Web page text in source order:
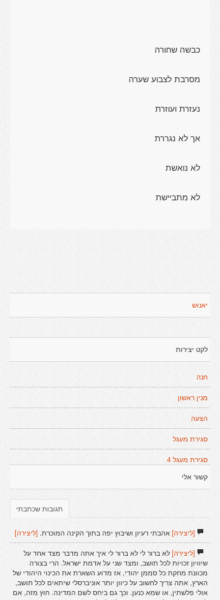
יאנוש
לקט יצירות
חנה
מנין ראשון
הצעה
סגירת מעגל
סגירת מעגל 4
קשור אלי
תגובות שכתבתי
[ליצירה]אהבתי רעיון ושיבוץ יפה בתוך הקינה המוכרת. [ליצירה]
[ליצירה]לא ברור לי לא ברור לי איך אתה מדבר מצד אחד על
שיוויון זכויות לכל תושב, ומצד שני על אדמת ישראל. הרי בצורה
מכוונת מחקת כל סממן יהודי, אז מדוע השארת את הכינוי היהודי של
הארץ, אתה צריך לחשוב על כיוון יותר אוניברסלי שיתאים לכל תושב,
אולי פלשתין, או שמא כנען. וכך גם ביחס לשם המדינה. חוץ מזה, אם